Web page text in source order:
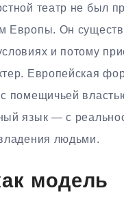
театр не был
Европы. Он
и потому
Европейская
помещичьей
язык — с
людьми.
модель